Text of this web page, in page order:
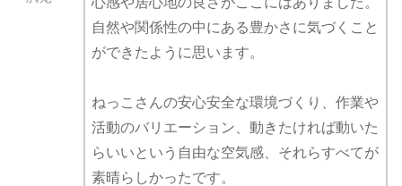
自然や関係性の中にある豊かさに気づくこと
ができたように思います。
ねっこさんの安心安全な環境づくり、作業や
活動のバリエーション、動きたければ動いた
らいいという自由な空気感、それらすべてが
素晴らしかったです。